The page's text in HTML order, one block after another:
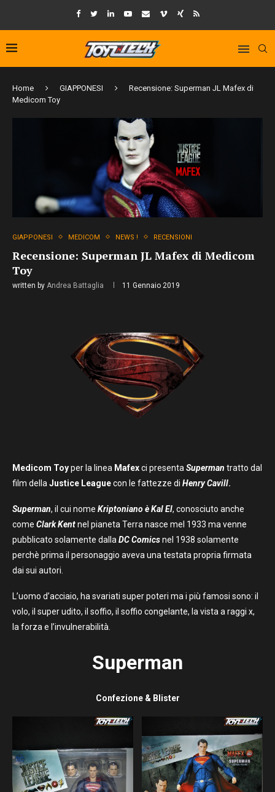
Home GIAPPONESI
Recensione: Superman JL Mafex di
Medicom Toy
GIAPPONESI MEDICOM NEWS ! RECENSIONI
Recensione: Superman JL Mafex di Medicom
Toy
written by Andrea Battaglia 11 Gennaio 2019
Medicom Toyper la linea Mafexci presenta Superman tratto dal
film della Justice Leaguecon le fattezze di Henry Cavill.
Superman, il cui nome Kriptoniano è Kal El, conosciuto anche
come Clark Kentnel pianeta Terra nasce mel 1933 ma venne
pubblicato solamente dalla DC Comicsnel 1938 solamente
perchè prima il personaggio aveva una testata propria firmata
dai sui autori.
L’uomo d’acciaio, ha svariati super poteri ma i più famosi sono: il
volo, il super udito, il soffio, il soffio congelante, la vista a raggi x,
la forza e l’invulnerabilità.
Superman
Confezione & Blister